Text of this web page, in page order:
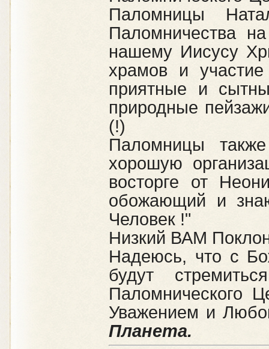
Паломницы
Паломничества
нашему Иисусу
храмов и
приятные и
природные
(!)
Паломницы
хорошую
восторге от
обожающий и
Человек !"
Низкий ВАМ
Надеюсь, что с
будут
Паломнического
Уважением и
Планета.